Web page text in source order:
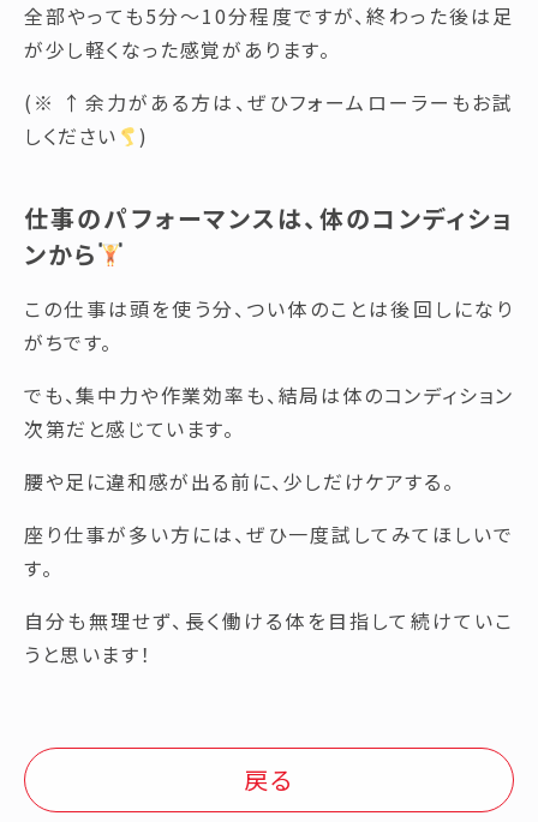
全部やっても5分〜10分程度ですが、終わった後は足
が少し軽くなった感覚があります。
(※ ↑余力がある方は、ぜひフォームローラーもお試
しください
)
仕事のパフォーマンスは、体のコンディショ
ンから
この仕事は頭を使う分、つい体のことは後回しになり
がちです。
でも、集中力や作業効率も、結局は体のコンディション
次第だと感じています。
腰や足に違和感が出る前に、少しだけケアする。
座り仕事が多い方には、ぜひ一度試してみてほしいで
す。
自分も無理せず、長く働ける体を目指して続けていこ
うと思います！
戻る